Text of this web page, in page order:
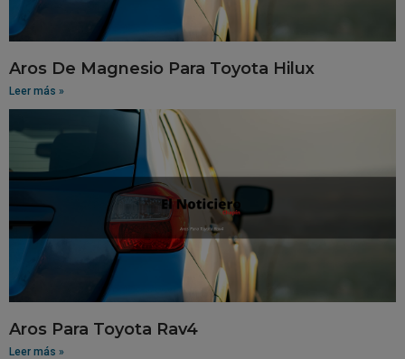
Aros De Magnesio Para Toyota Hilux
Leer más »
Aros Para Toyota Rav4
Leer más »